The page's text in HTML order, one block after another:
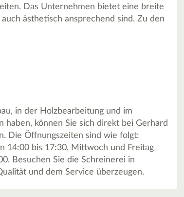
Das Unternehmen bietet eine breite
ästhetisch ansprechend sind. Zu den
in der Holzbearbeitung und im
haben, können Sie sich direkt bei Gerhard
Die Öffnungszeiten sind wie folgt:
14:00 bis 17:30, Mittwoch und Freitag
Besuchen Sie die Schreinerei in
und dem Service überzeugen.